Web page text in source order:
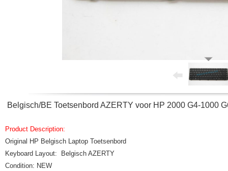
Belgisch/BE Toetsenbord AZERTY voor HP 2000 G4-1000
Product Description:
Original HP Belgisch Laptop Toetsenbord
Keyboard Layout: Belgisch AZERTY
Condition: NEW